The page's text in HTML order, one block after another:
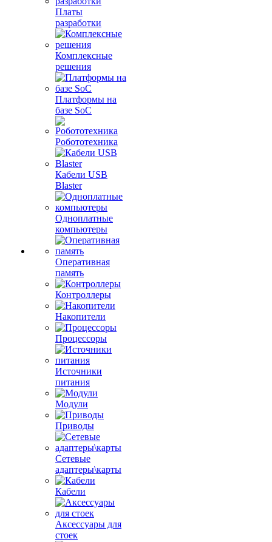
Платы
разработки
Комплексные
решения
Платформы на
базе SoC
Робототехника
Кабели USB
Blaster
Одноплатные
компьютеры
Оперативная
память
Контроллеры
Накопители
Процессоры
Источники
питания
Модули
Приводы
Сетевые
адаптеры\карты
Кабели
Аксессуары для
стоек